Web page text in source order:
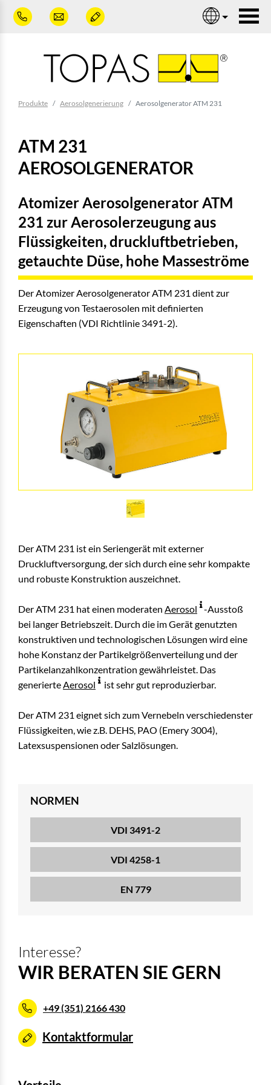
Zum Hauptinhalt springen
Produkte Aerosolgenerierung Aerosolgenerator ATM 231
ATM 231
AEROSOLGENERATOR
Atomizer Aerosolgenerator ATM
231 zur Aerosolerzeugung aus
Flüssigkeiten, druckluftbetrieben,
getauchte Düse, hohe Masseströme
Der Atomizer Aerosolgenerator ATM 231 dient zur
Erzeugung von Testaerosolen mit definierten
Eigenschaften (VDI Richtlinie 3491-2).
Der ATM 231 ist ein Seriengerät mit externer
Druckluftversorgung, der sich durch eine sehr kompakte
und robuste Konstruktion auszeichnet.
Der ATM 231 hat einen moderaten Aerosol
-Ausstoß
bei langer Betriebszeit. Durch die im Gerät genutzten
konstruktiven und technologischen Lösungen wird eine
hohe Konstanz der Partikelgrößenverteilung und der
Partikelanzahlkonzentration gewährleistet. Das
generierteAerosol ist sehr gut reproduzierbar.
Der ATM 231 eignet sich zum Vernebeln verschiedenster
Flüssigkeiten, wie z.B. DEHS, PAO (Emery 3004),
Latexsuspensionen oder Salzlösungen.
NORMEN
VDI 3491-2
VDI 4258-1
EN 779
Interesse?
WIR BERATEN SIE GERN
+49 (351) 2166 430
Kontaktformular